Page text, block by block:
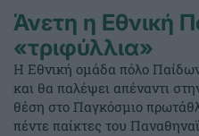
Άνετη η Εθνική
«τριφύλλια»
Η Εθνική ομάδα πόλο
και θα παλέψει απέναντι
θέση στο Παγκόσμιο
πέντε παίκτες του